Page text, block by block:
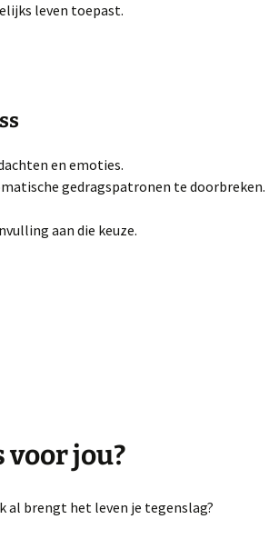
leven toepast.
en emoties.
gedragspatronen te doorbreken.
aan die keuze.
jou?
al brengt het leven je tegenslag?